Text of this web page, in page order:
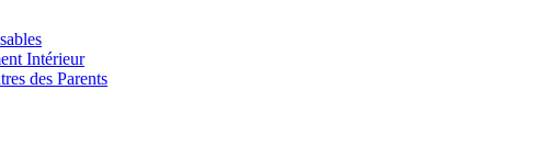
Intérieur
des Parents